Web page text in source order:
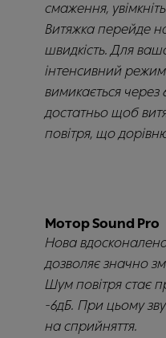
смаження,
Витяжка перейде
швидкість. Для
інтенсивний
вимикається
достатньо щоб
повітря, що
Мотор Sound Pro
Нова вдосконалена
дозволяє значно
Шум повітря стає
-6дБ. При цьому
на сприйняття.